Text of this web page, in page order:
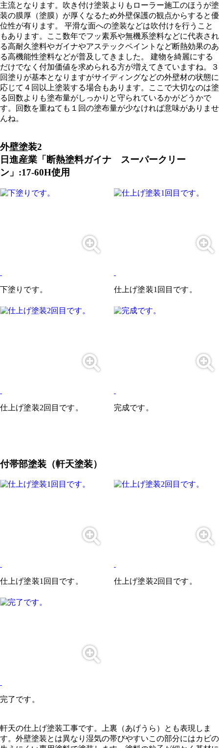
主流となります。吹き付け塗装よりもローラー施工のほうが塗
装の膜厚（塗膜）が厚くなるため外壁保護の観点からすると優
位性が有ります。 平滑な面への塗装などは吹付けを行うこと
もあります。ここ数年でフッ素系や無機系塗料などに代表され
る高耐久塗料やガイナやアステックペイントなど断熱効果のあ
る高機能性塗料などが普及してきました。 建物を綺麗にする
だけでなく付加価値を求められる方が増えてきていますね。３
回塗りが基本となりますがサイディングなどの外壁材の状態に
応じて４回以上塗装する場合もあります。ここで大切なのは塗
る回数よりも塗布量がしっかりと守られているかがどうかで
す。回数を重ねても１回の塗布量が少なければ意味がありませ
んね。
外壁塗装2
日進産業「断熱塗料ガイナ スーパークリー
ン」:17-60H使用
下塗りです。 仕上げ塗装1回目です。
仕上げ塗装2回目です。 完成です。
付帯部塗装（軒天塗装）
仕上げ塗装1回目です。 仕上げ塗装2回目です。
完了です。
軒天の仕上げ塗装工事です。上裏（あげうら）とも表現しま
す。外壁塗装とは異なり湿気の帯びやすいこの部分にはカビの